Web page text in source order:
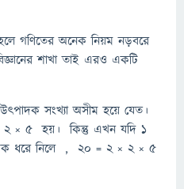
গণিতের অনেক নিয়ম নড়বরে
শাখা তাই এরও একটি
সংখ্যা অসীম হয়ে যেত।
× ৫ হয়। কিন্তু এখন যদি ১
ধরে নিলে , ২০ = ২ × ২ × ৫